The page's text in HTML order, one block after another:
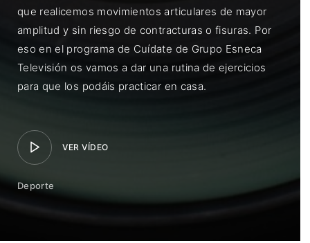
que realicemos movimientos articulares de mayor
amplitud y sin riesgo de contracturas o fisuras. Por
eso en el programa de Cuídate de Grupo Esneca
Televisión os vamos a dar una rutina de ejercicios
para que los podáis practicar en casa.
VER VÍDEO
Deporte